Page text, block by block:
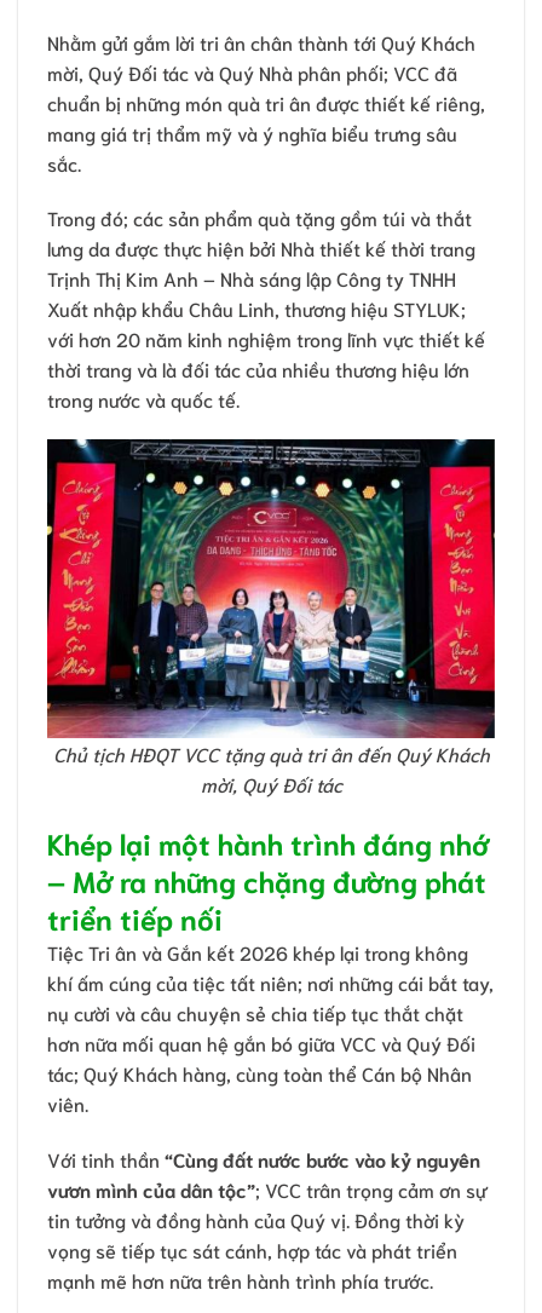
Nhằm gửi gắm lời tri ân chân thành tới Quý Khách
mời, Quý Đối tác và Quý Nhà phân phối; VCC đã
chuẩn bị những món quà tri ân được thiết kế riêng,
mang giá trị thẩm mỹ và ý nghĩa biểu trưng sâu
sắc.
Trong đó; các sản phẩm quà tặng gồm túi và thắt
lưng da được thực hiện bởi Nhà thiết kế thời trang
Trịnh Thị Kim Anh – Nhà sáng lập Công ty TNHH
Xuất nhập khẩu Châu Linh, thương hiệu STYLUK;
với hơn 20 năm kinh nghiệm trong lĩnh vực thiết kế
thời trang và là đối tác của nhiều thương hiệu lớn
trong nước và quốc tế.
Chủ tịch HĐQT VCC tặng quà tri ân đến Quý Khách
mời, Quý Đối tác
Khép lại một hành trình đáng nhớ
– Mở ra những chặng đường phát
triển tiếp nối
Tiệc Tri ân và Gắn kết 2026 khép lại trong không
khí ấm cúng của tiệc tất niên; nơi những cái bắt tay,
nụ cười và câu chuyện sẻ chia tiếp tục thắt chặt
hơn nữa mối quan hệ gắn bó giữa VCC và Quý Đối
tác; Quý Khách hàng, cùng toàn thể Cán bộ Nhân
viên.
Với tinh thần “Cùng đất nước bước vào kỷ nguyên
vươn mình của dân tộc”; VCC trân trọng cảm ơn sự
tin tưởng và đồng hành của Quý vị. Đồng thời kỳ
vọng sẽ tiếp tục sát cánh, hợp tác và phát triển
mạnh mẽ hơn nữa trên hành trình phía trước.